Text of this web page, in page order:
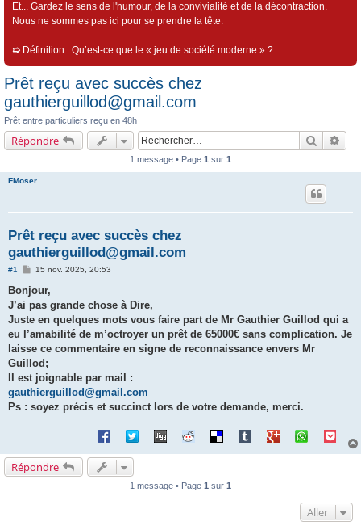
Et... Gardez le sens de l'humour, de la convivialité et de la décontraction.
Nous ne sommes pas ici pour se prendre la tête.
➯ Définition : Qu’est-ce que le « jeu de société moderne » ?
Prêt reçu avec succès chez
gauthierguillod@gmail.com
Prêt entre particuliers reçu en 48h
Répondre
1 message • Page 1 sur 1
FMoser
Prêt reçu avec succès chez
gauthierguillod@gmail.com
#1
M
s
a
g
15 nov. 2025, 20:53
Bonjour,
J’ai pas grande chose à Dire,
Juste en quelques mots vous faire part de Mr Gauthier Guillod qui a
eu l’amabilité de m’octroyer un prêt de 65000€ sans complication. Je
laisse ce commentaire en signe de reconnaissance envers Mr
Guillod;
Il est joignable par mail :
gauthierguillod@gmail.com
Ps : soyez précis et succinct lors de votre demande, merci.
Répondre
1 message • Page 1 sur 1
Aller